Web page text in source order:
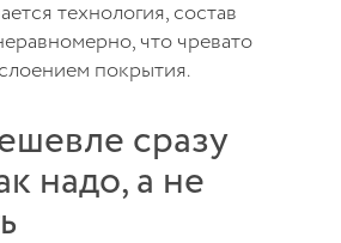
технология, состав
что чревато
покрытия.
сразу
надо, а не